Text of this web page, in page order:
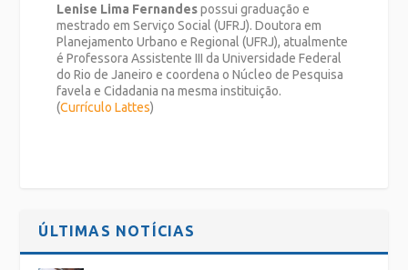
Lenise Lima Fernandespossui graduação e
mestrado em Serviço Social (UFRJ). Doutora em
Planejamento Urbano e Regional (UFRJ), atualmente
é Professora Assistente III da Universidade Federal
do Rio de Janeiro e coordena o Núcleo de Pesquisa
favela e Cidadania na mesma instituição.
(Currículo Lattes)
ÚLTIMAS NOTÍCIAS